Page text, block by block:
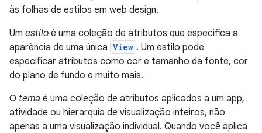
às folhas de estilos em web design.
Um estilo é uma coleção de atributos que especifica a
aparência de uma única View . Um estilo pode
especificar atributos como cor e tamanho da fonte, cor
do plano de fundo e muito mais.
O tema é uma coleção de atributos aplicados a um app,
atividade ou hierarquia de visualização inteiros, não
apenas a uma visualização individual. Quando você aplica